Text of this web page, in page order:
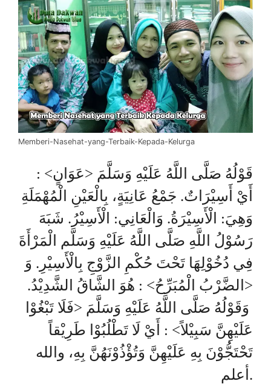
Memberi-Nasehat-yang-Terbaik-Kepada-Kelurga
قَوْلُهُ صَلَّى اللَّهُ عَلَيْهِ وَسَلَّمَ <عَوَانٍ> :
أَيْ أَسِيْرَاتٌ. جَمْعُ عَانِيَةٍ، بِالْعَيْنِ الْمُهْمَلَةِ
وَهِيَ: الْأَسِيْرَةُ. وَالْعَانِي: الْأَسِيْرُ. شَبَهَ
رَسُوْلُ اللَّهِ صَلَّى اللَّهُ عَلَيْهِ وَسَلَّم الْمَرْأَةَ
فِي دُخُوْلِهَا تَحْتَ حُكْمِ الزَّوْجِ بِالْأَسِيْرِ. وَ
<الضَّرْبُ الْمُبَرِّحُ> : هُوَ الشَّاقُ الشَّدِيْدُ.
وَقَوْلُهُ صَلَّى اللَّهُ عَلَيْهِ وَسَلَّمَ <فَلَا تَبْغُوْا
عَلَيْهِنَّ سَبِيْلاً> : أَيْ لَا تَطْلُبُوْا طَرِيْقاً
تَحْتَجُّوْنَ بِهِ عَلَيْهِنَّ وَتُؤْذُوْنَهُنَّ بِهِ، والله
أعلم.